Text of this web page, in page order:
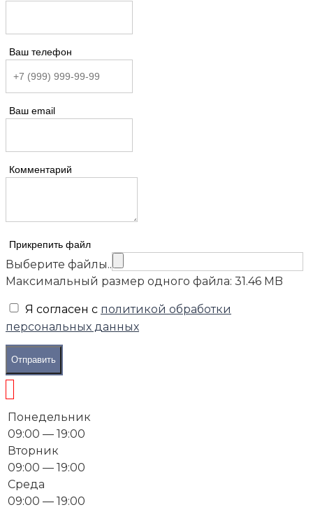
Ваш телефон
Ваш email
Комментарий
Прикрепить файл
Выберите файлы..
Максимальный размер одного файла: 31.46 MB
Я согласен с политикой обработки
персональных данных
Отправить
Понедельник
09:00 — 19:00
Вторник
09:00 — 19:00
Среда
09:00 — 19:00